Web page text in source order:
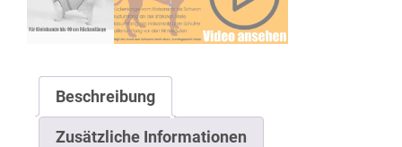
Beschreibung
Zusätzliche Informationen